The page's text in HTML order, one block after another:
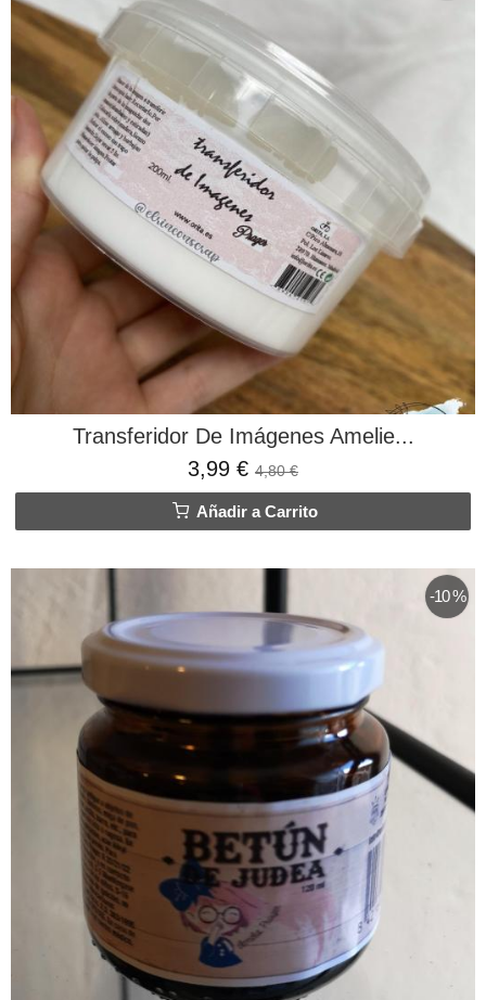
Transferidor De Imágenes Amelie...
3,99 € 4,80 €
Añadir a Carrito
-10 %